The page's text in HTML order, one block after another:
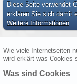
Diese Seite verwendet
erklären Sie sich damit
Weitere Informationen
Wie viele Internetseiten
wird erklärt was Cookies
Was sind Cookies